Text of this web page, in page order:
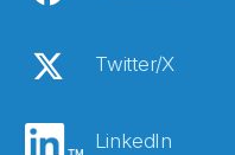
Twitter/X
LinkedIn